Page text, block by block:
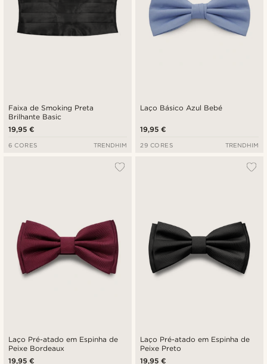
Faixa de Smoking Preta
Brilhante Basic
19,95 €
6 CORES TRENDHIM
Laço Básico Azul Bebé
19,95 €
29 CORES TRENDHIM
Laço Pré-atado em Espinha de
Peixe Bordeaux
19,95 €
Laço Pré-atado em Espinha de
Peixe Preto
19,95 €